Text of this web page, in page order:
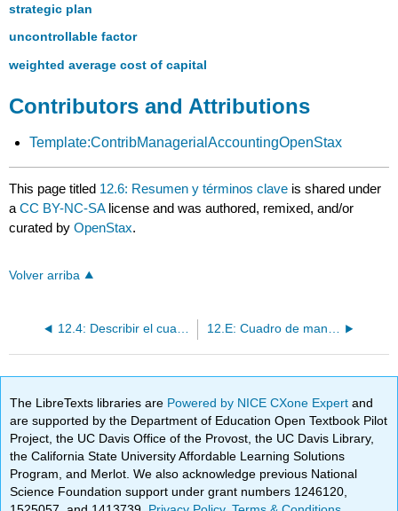
strategic plan
uncontrollable factor
weighted average cost of capital
Contributors and Attributions
Template:ContribManagerialAccountingOpenStax
This page titled 12.6: Resumen y términos clave is shared under
aCC BY-NC-SA license and was authored, remixed, and/or
curated byOpenStax.
Volver arriba
The LibreTexts libraries are Powered by NICE CXone Expertand
are supported by the Department of Education Open Textbook Pilot
Project, the UC Davis Office of the Provost, the UC Davis Library,
the California State University Affordable Learning Solutions
Program, and Merlot. We also acknowledge previous National
Science Foundation support under grant numbers 1246120,